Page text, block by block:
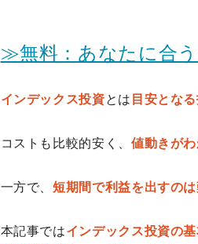
≫無料：あなたに合
インデックス投資とは 目安とな
コストも比較的安く、 値動きが
一方で、短期間で利益を出すの
本記事ではインデックス投資の